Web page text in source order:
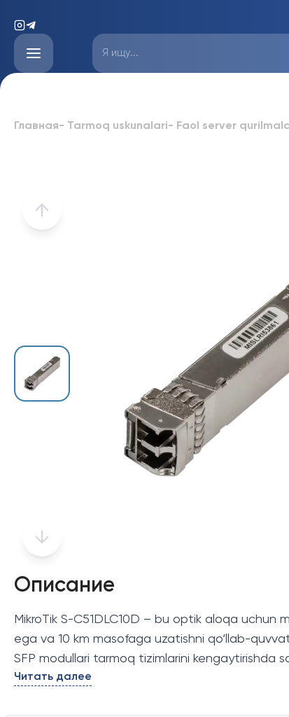
Главная- Tarmoq uskunalari- Faol server
Описание
MikroTik S-C51DLC10D – bu optik aloqa uchun
ega va 10 km masofaga uzatishni qo‘llab-
SFP modullari tarmoq tizimlarini kengaytirishda
Читать далее